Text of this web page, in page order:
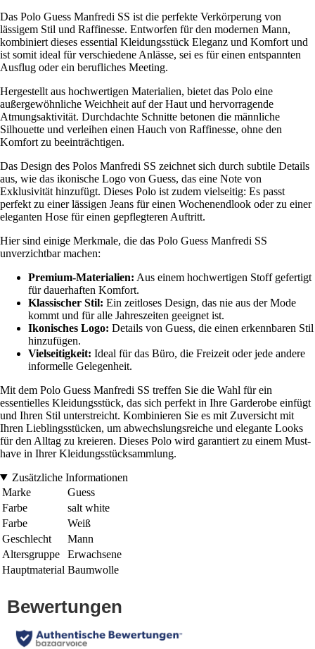
Das Polo Guess Manfredi SS ist die perfekte Verkörperung von
lässigem Stil und Raffinesse. Entworfen für den modernen Mann,
kombiniert dieses essential Kleidungsstück Eleganz und Komfort und
ist somit ideal für verschiedene Anlässe, sei es für einen entspannten
Ausflug oder ein berufliches Meeting.
Hergestellt aus hochwertigen Materialien, bietet das Polo eine
außergewöhnliche Weichheit auf der Haut und hervorragende
Atmungsaktivität. Durchdachte Schnitte betonen die männliche
Silhouette und verleihen einen Hauch von Raffinesse, ohne den
Komfort zu beeinträchtigen.
Das Design des Polos Manfredi SS zeichnet sich durch subtile Details
aus, wie das ikonische Logo von Guess, das eine Note von
Exklusivität hinzufügt. Dieses Polo ist zudem vielseitig: Es passt
perfekt zu einer lässigen Jeans für einen Wochenendlook oder zu einer
eleganten Hose für einen gepflegteren Auftritt.
Hier sind einige Merkmale, die das Polo Guess Manfredi SS
unverzichtbar machen:
Premium-Materialien: Aus einem hochwertigen Stoff gefertigt
für dauerhaften Komfort.
Klassischer Stil: Ein zeitloses Design, das nie aus der Mode
kommt und für alle Jahreszeiten geeignet ist.
Ikonisches Logo: Details von Guess, die einen erkennbaren Stil
hinzufügen.
Vielseitigkeit: Ideal für das Büro, die Freizeit oder jede andere
informelle Gelegenheit.
Mit dem Polo Guess Manfredi SS treffen Sie die Wahl für ein
essentielles Kleidungsstück, das sich perfekt in Ihre Garderobe einfügt
und Ihren Stil unterstreicht. Kombinieren Sie es mit Zuversicht mit
Ihren Lieblingsstücken, um abwechslungsreiche und elegante Looks
für den Alltag zu kreieren. Dieses Polo wird garantiert zu einem Must-
have in Ihrer Kleidungsstücksammlung.
Zusätzliche Informationen
Marke
Guess
Farbe
salt white
Farbe
Weiß
Geschlecht
Mann
Altersgruppe
Erwachsene
Hauptmaterial Baumwolle